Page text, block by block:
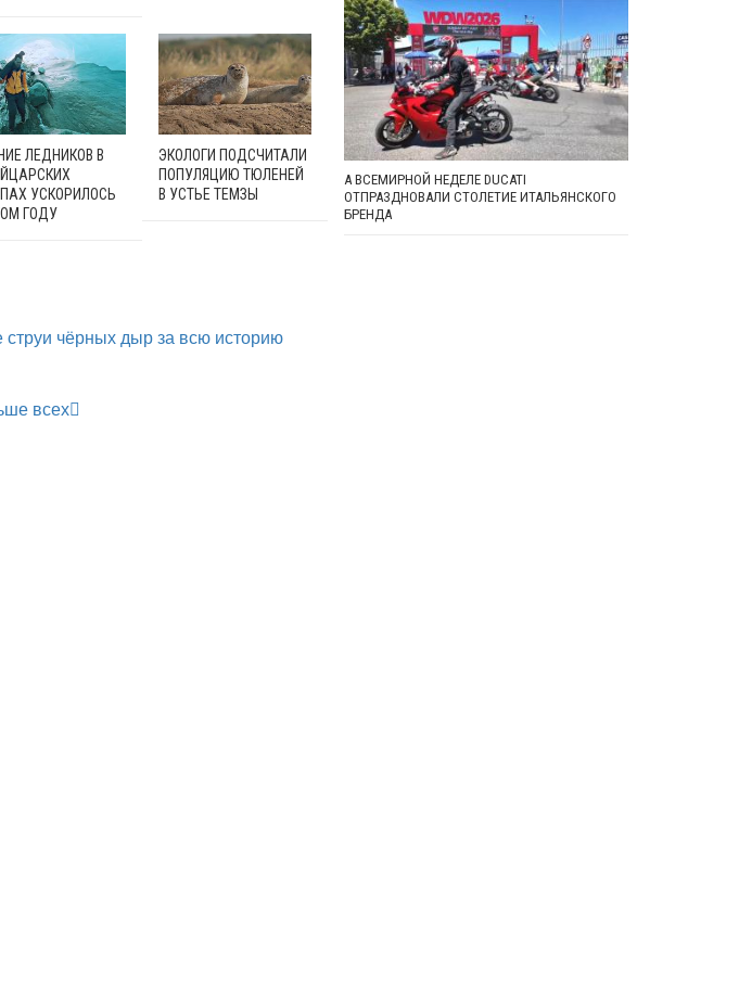
ЛЕДНИКОВ В
УСКОРИЛОСЬ
ГОДУ
ЭКОЛОГИ ПОДСЧИТАЛИ
ПОПУЛЯЦИЮ ТЮЛЕНЕЙ
В УСТЬЕ ТЕМЗЫ
чёрных дыр за всю историю
всех
А ВСЕМИРНОЙ НЕДЕЛЕ DUCATI
ОТПРАЗДНОВАЛИ СТОЛЕТИЕ ИТАЛЬЯНСКОГО
БРЕНДА